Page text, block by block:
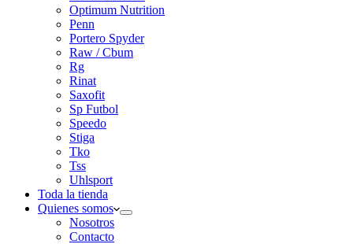
Optimum Nutrition
Penn
Portero Spyder
Raw / Cbum
Rg
Rinat
Saxofit
Sp Futbol
Speedo
Stiga
Tko
Tss
Uhlsport
Toda la tienda
Quienes somos
Nosotros
Contacto